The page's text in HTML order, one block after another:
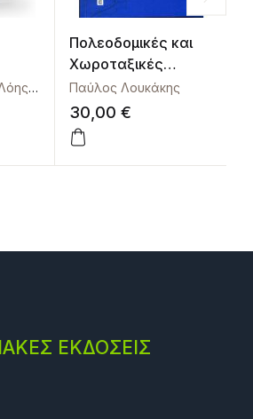
Παπαδόπουλος Λόης
,Παπαδόπουλος Σπύρος
Πολεοδομικές και
Χωροταξικές
Εξελίξεις Ελλάδα
1952- 2012:
εμπειρίες δράσεις
Παύλος Λουκάκης
30,00 €
ΕΚΔΟΣΕΙΣ